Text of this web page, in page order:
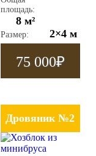
площадь:
8 м²
Размер: 2×4 м
75 000₽
Дровяник №2